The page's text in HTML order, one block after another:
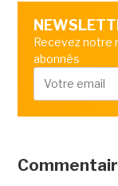
Recevez notre
abonnés